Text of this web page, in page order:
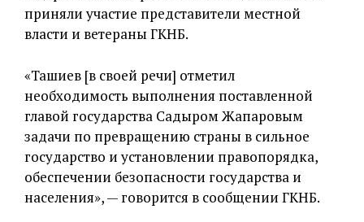
приняли участие представители местной
власти и ветераны ГКНБ.
«Ташиев [в своей речи] отметил
необходимость выполнения поставленной
главой государства Садыром Жапаровым
задачи по превращению страны в сильное
государство и установлении правопорядка,
обеспечении безопасности государства и
населения», — говорится в сообщении ГКНБ.